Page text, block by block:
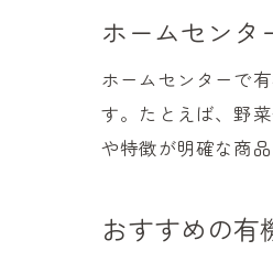
ホームセンタ
ホームセンターで
す。たとえば、野
や特徴が明確な商
おすすめの有